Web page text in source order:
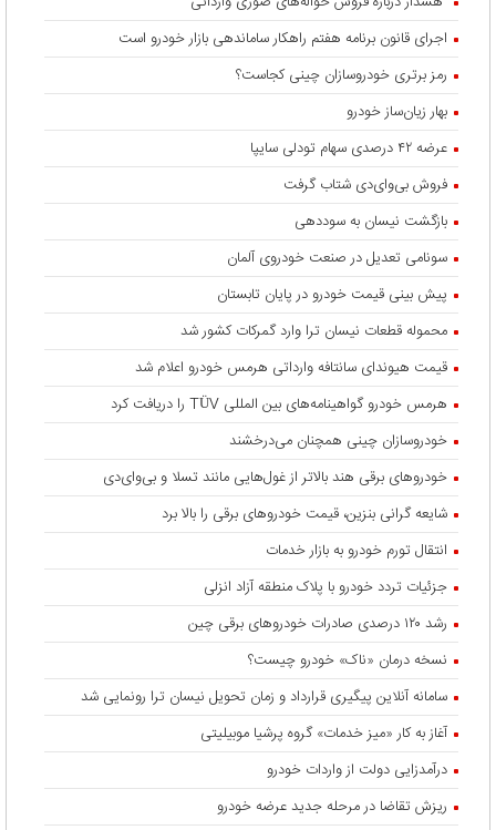
اجرای قانون برنامه هفتم راهکار ساماندهی بازار خودرو است
رمز برتری خودروسازان چینی کجاست؟
بهار زیان‌ساز خودرو
عرضه ۴۲ درصدی سهام تودلی سایپا
فروش بی‌وای‌دی شتاب گرفت
بازگشت نیسان به سوددهی
سونامی تعدیل در صنعت خودروی آلمان
پیش بینی قیمت خودرو در پایان تابستان
محموله قطعات نیسان ترا وارد گمرکات کشور شد
قیمت هیوندای سانتافه وارداتی هرمس خودرو اعلام شد
هرمس خودرو گواهینامه‌های بین المللی TÜV را دریافت کرد
خودروسازان چینی همچنان می‌درخشند
خودروهای برقی هند بالاتر از غول‌هایی مانند تسلا و بی‌وای‌دی
شایعه گرانی بنزین، قیمت خودروهای برقی را بالا برد
انتقال تورم خودرو به بازار خدمات
جزئیات تردد خودرو با پلاک منطقه آزاد انزلی
رشد ۱۲۰ درصدی صادرات خودروهای برقی چین
نسخه درمان «ناک» خودرو چیست؟
سامانه آنلاین پیگیری قرارداد‌ و زمان تحویل نیسان ترا رونمایی شد
آغاز به کار «میز خدمات» گروه پرشیا موبیلیتی
درآمدزایی دولت از واردات خودرو
ریزش تقاضا در مرحله جدید عرضه خودرو